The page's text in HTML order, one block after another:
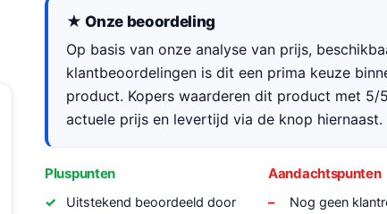
★ Onze beoordeling
Op basis van onze analyse van prijs,
klantbeoordelingen is dit een prima keuze
product. Kopers waarderen dit product met 5/
actuele prijs en levertijd via de knop hiernaast.
Pluspunten
Uitstekend beoordeeld door
Aandachtspunten
Nog geen